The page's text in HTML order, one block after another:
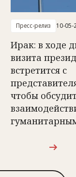
Пресс-релиз 10-05-
Ирак: в ходе
визита
встретится с
чтобы